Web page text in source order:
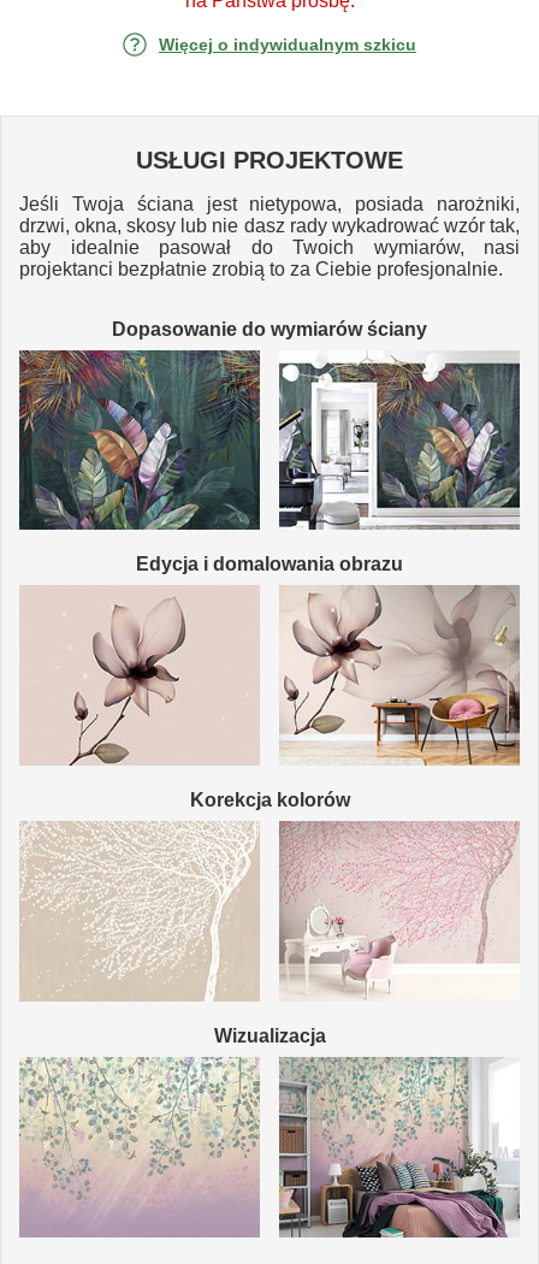
Więcej o indywidualnym szkicu
USŁUGI PROJEKTOWE
Jeśli Twoja ściana jest nietypowa, posiada narożniki,
drzwi, okna, skosy lub nie dasz rady wykadrować wzór tak,
aby idealnie pasował do Twoich wymiarów, nasi
projektanci bezpłatnie zrobią to za Ciebie profesjonalnie.
Dopasowanie do wymiarów ściany
Edycja i domalowania obrazu
Korekcja kolorów
Wizualizacja